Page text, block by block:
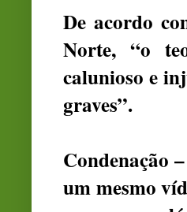
De acordo
Norte, “o
calunioso e
graves”.
Condenação
um mesmo